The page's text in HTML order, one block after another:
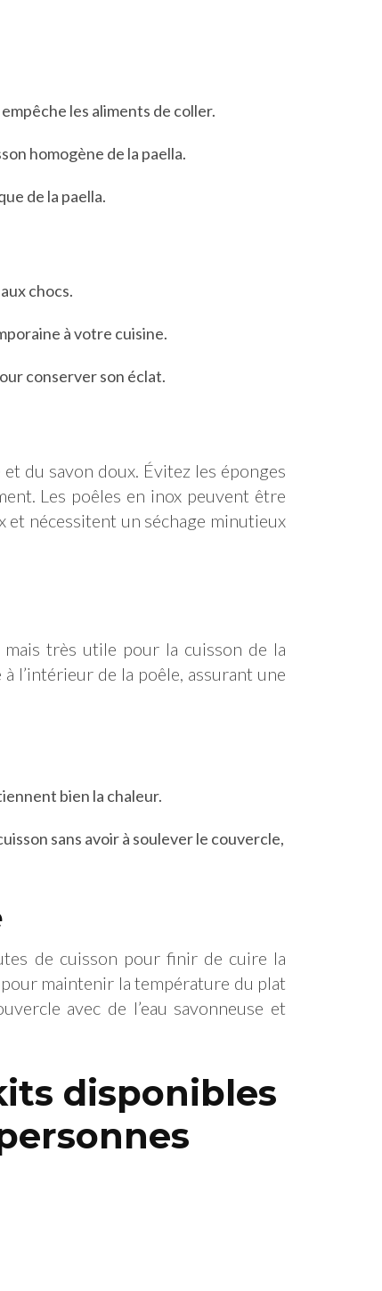
les aliments de coller.
homogène de la paella.
de la paella.
chocs.
à votre cuisine.
conserver son éclat.
du savon doux. Évitez les éponges
Les poêles en inox peuvent être
et nécessitent un séchage minutieux
très utile pour la cuisson de la
l’intérieur de la poêle, assurant une
bien la chaleur.
sans avoir à soulever le couvercle,
de cuisson pour finir de cuire la
maintenir la température du plat
avec de l’eau savonneuse et
disponibles